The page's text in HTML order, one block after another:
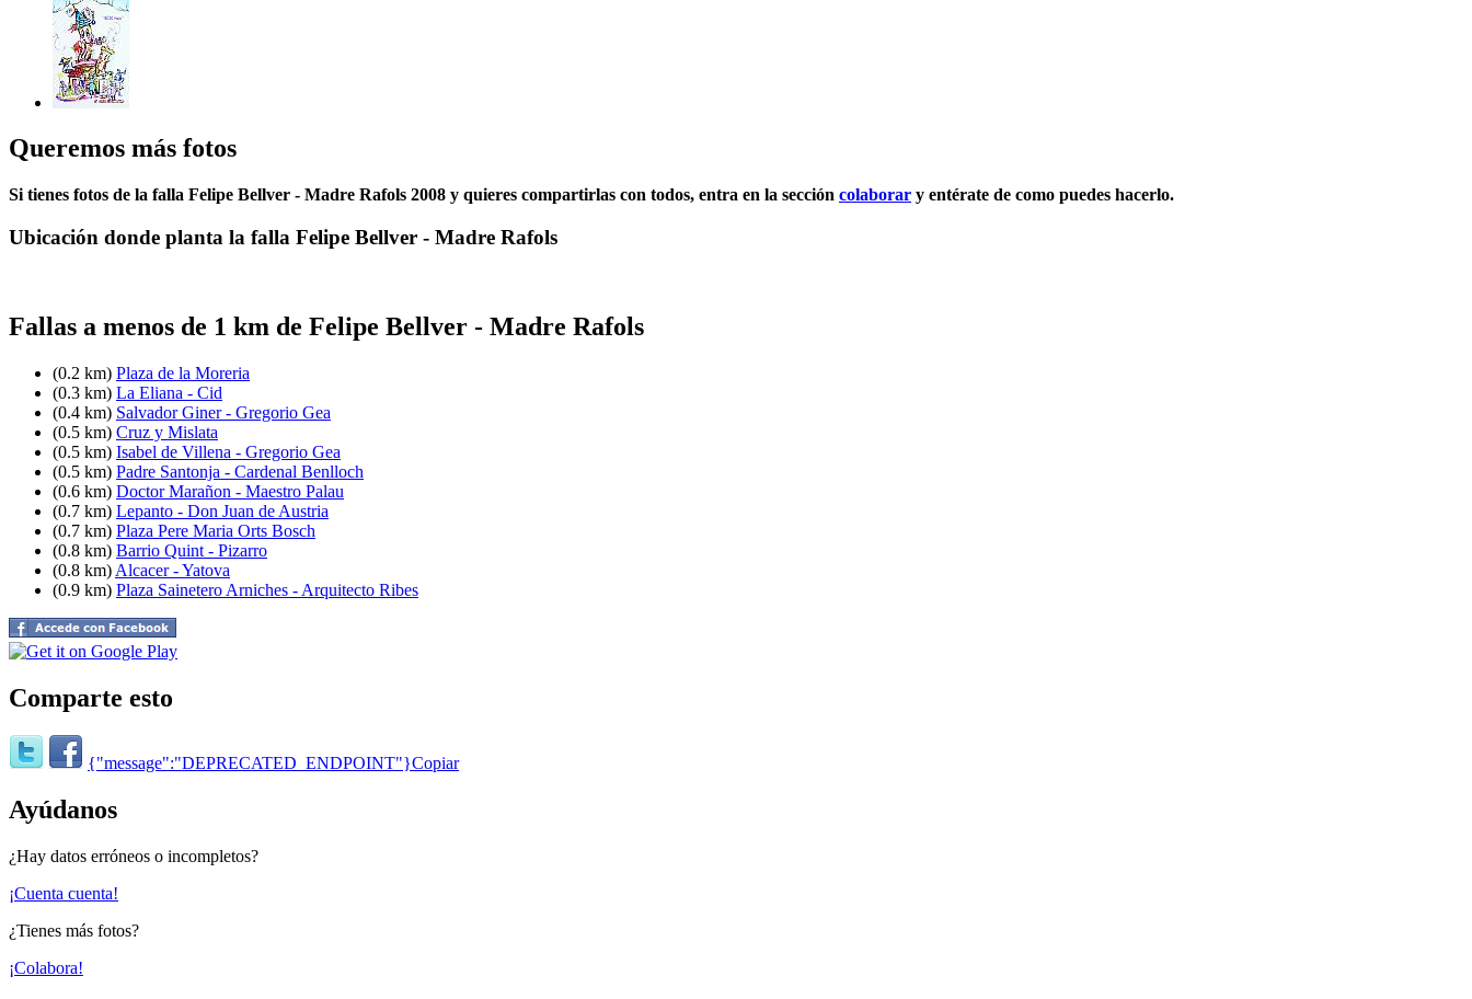
Queremos más fotos
Si tienes fotos de la falla Felipe Bellver - Madre Rafols 2008 y quieres compartirlas con todos, entra en la sección colaborar y entérate de como puedes hacerlo.
Ubicación donde planta la falla Felipe Bellver - Madre Rafols
Fallas a menos de 1 km de Felipe Bellver - Madre Rafols
(0.2 km) Plaza de la Moreria
(0.3 km) La Eliana - Cid
(0.4 km) Salvador Giner - Gregorio Gea
(0.5 km) Cruz y Mislata
(0.5 km) Isabel de Villena - Gregorio Gea
(0.5 km) Padre Santonja - Cardenal Benlloch
(0.6 km) Doctor Marañon - Maestro Palau
(0.7 km) Lepanto - Don Juan de Austria
(0.7 km) Plaza Pere Maria Orts Bosch
(0.8 km) Barrio Quint - Pizarro
(0.8 km) Alcacer - Yatova
(0.9 km) Plaza Sainetero Arniches - Arquitecto Ribes
Comparte esto
{"message":"DEPRECATED_ENDPOINT"}Copiar
Ayúdanos
¿Hay datos erróneos o incompletos?
¡Cuenta cuenta!
¿Tienes más fotos?
¡Colabora!